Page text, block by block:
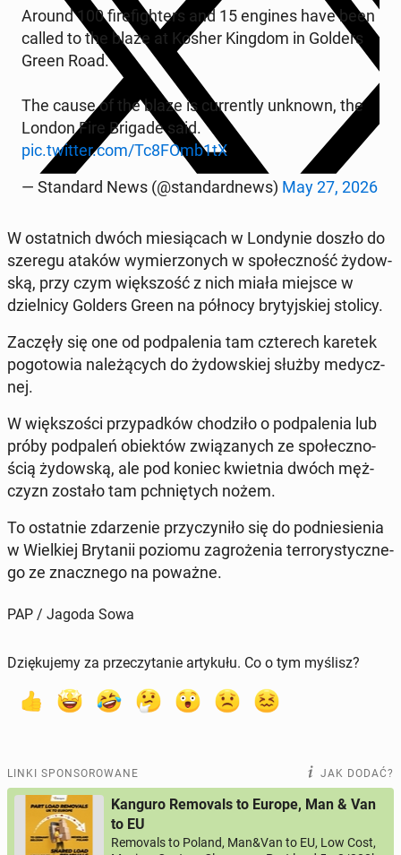
Around 100 fi­re­fi­gh­ters and 15 engines have been
called to the blaze at Kosher Kingdom in Golders
Green Road.
The cause of the blaze is cur­ren­tly unknown, the
London Fire Brigade said.
pic.twitter.com/Tc8FOmb1tX
— Stan­dard News (@stan­dard­news) May 27, 2026
W ostat­nich dwóch mie­sią­cach w Lon­dy­nie doszło do
szeregu ataków wy­mie­rzo­nych w spo­łecz­ność ży­dow­
ską, przy czym więk­szość z nich miała miejsce w
dziel­ni­cy Golders Green na północy bry­tyj­skiej stolicy.
Zaczęły się one od pod­pa­le­nia tam czte­rech karetek
po­go­to­wia na­le­żą­cych do ży­dow­skiej służby me­dycz­
nej.
W więk­szo­ści przy­pad­ków cho­dzi­ło o pod­pa­le­nia lub
próby pod­pa­leń obiek­tów zwią­za­nych ze spo­łecz­no­
ścią ży­dow­ską, ale pod koniec kwiet­nia dwóch męż­
czyzn zostało tam pchnię­tych nożem.
To ostat­nie zda­rze­nie przy­czy­ni­ło się do pod­nie­sie­nia
w Wiel­kiej Bry­ta­nii poziomu za­gro­że­nia ter­ro­ry­stycz­ne­
go ze znacz­ne­go na poważne.
PAP / Jagoda Sowa
Dziękujemy za przeczytanie artykułu. Co o tym myślisz?
LINKI SPONSOROWANE JAK DODAĆ?
Kanguro Removals to Europe, Man & Van
to EU
Removals to Poland, Man&Van to EU, Low Cost,